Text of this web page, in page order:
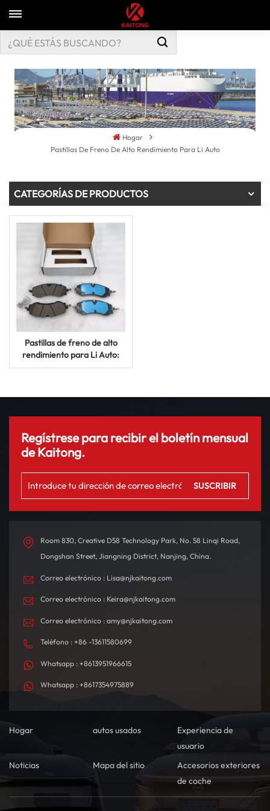
Hogar
Pastillas De Freno De Alto Rendimiento Para Li Auto
CATEGORÍAS DE PRODUCTOS
Pastillas de freno de alto
rendimiento para Li Auto:
potencia de frenado de
Regístrese para recibir el boletín mensual
de Kaitong.
Room 830, Creative D58 Technology Park, No. 58 Linqi Road,
Dongshan Street, Jiangning District, Nanjing, China.
Correo electrónico : Lisa@njkaitong.com
Correo electrónico : Keira@njkaitong.com
Correo electrónico : amy@njkaitong.com
Teléfono : +86 -13611580699
Whatsapp : +8613951966615
Whatsapp : +8617354975889
Hogar autos usados
Experiencia de
usuario
Noticias
Mapa del sitio
Accesorios exteriores
de coche